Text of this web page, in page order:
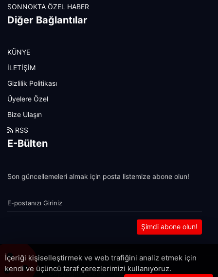
SONNOKTA ÖZEL HABER
Diğer Bağlantılar
KÜNYE
İLETİŞİM
Gizlilik Politikası
Üyelere Özel
Bize Ulaşın
RSS
E-Bülten
Son güncellemeleri almak için posta listemize abone olun!
Şimdi abone olun!
Copyright 2022© - Allright reserved.
İçeriği kişiselleştirmek ve web trafiğini analiz etmek için
kendi ve üçüncü taraf çerezlerimizi kullanıyoruz.